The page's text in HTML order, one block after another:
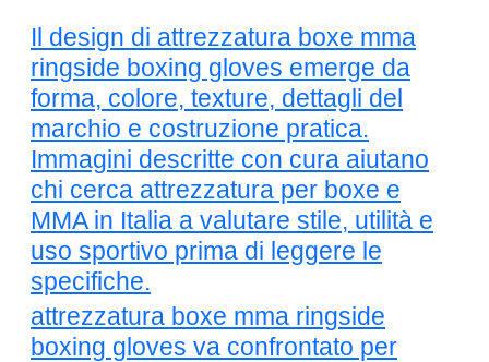
Il design di attrezzatura boxe mma
ringside boxing gloves emerge da
forma, colore, texture, dettagli del
marchio e costruzione pratica.
Immagini descritte con cura aiutano
chi cerca attrezzatura per boxe e
MMA in Italia a valutare stile, utilità e
uso sportivo prima di leggere le
specifiche.
attrezzatura boxe mma ringside
boxing gloves va confrontato per